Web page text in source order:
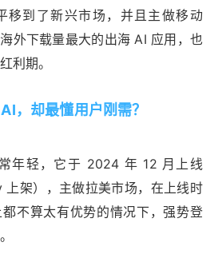
移到了新兴市场，并且主做移动
外下载量最大的出海 AI 应用，也
利期。
，却最懂用户刚需？
常年轻，它于 2024 年 12 月上线
上架），主做拉美市场，在上线时
不算太有优势的情况下，强势登